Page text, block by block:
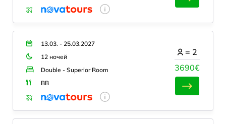
13.03. - 25.03.2027
12 ночей
Double - Superior Room
BB
3690€
= 2